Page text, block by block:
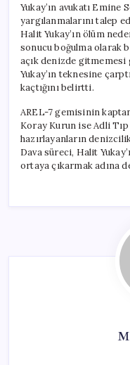
Yukay’ın avukatı Emine
yargılanmalarını talep
Halit Yukay’ın ölüm
sonucu boğulma olarak
açık denizde
Yukay’ın teknesine
kaçtığını belirtti.
AREL-7 gemisinin
Koray Kurun ise Adli
hazırlayanların
Dava süreci, Halit
ortaya çıkarmak adına